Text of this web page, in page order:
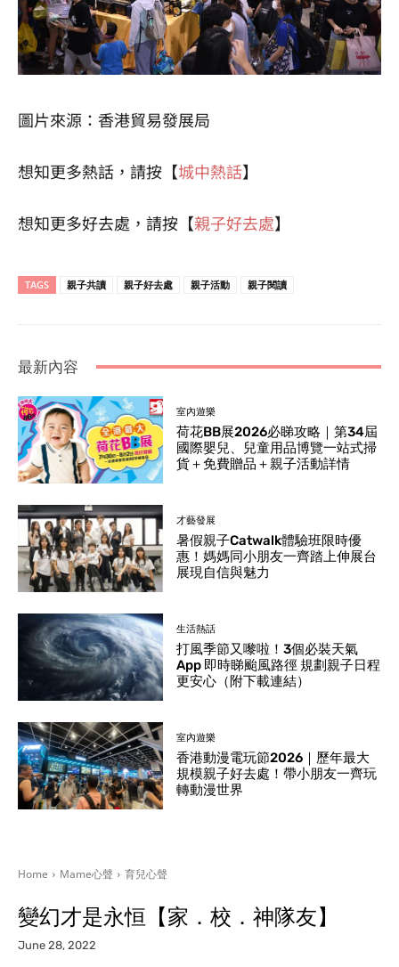
圖片來源：香港貿易發展局
想知更多熱話，請按【城中熱話】
想知更多好去處，請按【親子好去處】
TAGS 親子共讀 親子好去處 親子活動 親子閱讀
最新內容
室內遊樂
荷花BB展2026必睇攻略｜第34屆
國際嬰兒、兒童用品博覽一站式掃
貨＋免費贈品＋親子活動詳情
才藝發展
暑假親子Catwalk體驗班限時優
惠！媽媽同小朋友一齊踏上伸展台
展現自信與魅力
生活熱話
打風季節又嚟啦！3個必裝天氣
App 即時睇颱風路徑 規劃親子日程
更安心（附下載連結）
室內遊樂
香港動漫電玩節2026｜歷年最大
規模親子好去處！帶小朋友一齊玩
轉動漫世界